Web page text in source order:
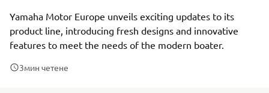
Yamaha Motor Europe unveils exciting updates to its
product line, introducing fresh designs and innovative
features to meet the needs of the modern boater.
3мин четене